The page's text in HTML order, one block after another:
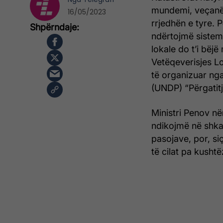
mundemi,
rrjedhën e tyre.
ndërtojmë
lokale do t’i
Vetëqeverisjes
të organizuar
(UNDP)
Ministri Penov
ndikojmë në
pasojave, por,
të cilat pa
16/05/2023